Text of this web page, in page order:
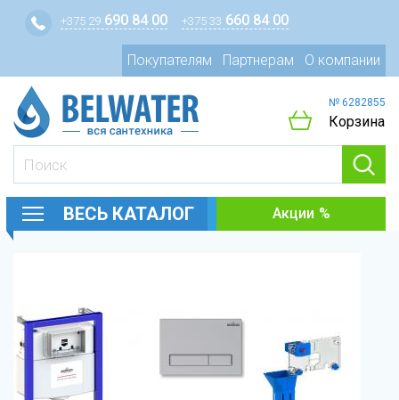
+375 29 690 84 00 +375 33 660 84 00
Покупателям Партнерам О компании
№ 6282855
Корзина
ВЕСЬ КАТАЛОГ Акции